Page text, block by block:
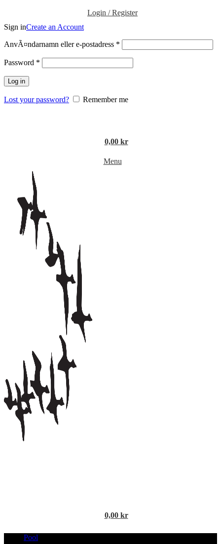
Login / Register
Sign inCreate an Account
AnvÃ¤ndarnamn eller e-postadress *
Password *
Log in
Lost your password? Remember me
0,00 kr
Menu
0,00 kr
Pool